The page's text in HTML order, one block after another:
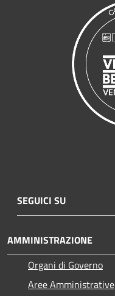
SEGUICI SU
AMMINISTRAZIONE
Organi di Governo
Aree Amministrative